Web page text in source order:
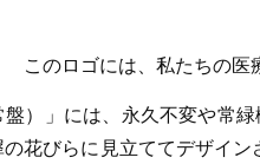
は、私たちの医療に対す
盤）」には、永久不変や常
花びらに見立ててデザイ